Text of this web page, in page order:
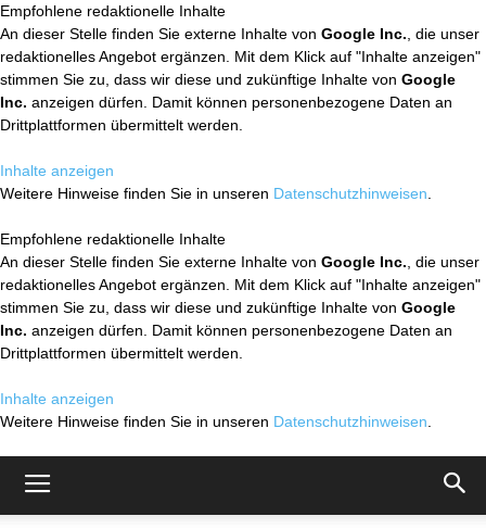
Empfohlene redaktionelle Inhalte
An dieser Stelle finden Sie externe Inhalte von Google Inc. , die unser
redaktionelles Angebot ergänzen. Mit dem Klick auf "Inhalte anzeigen"
stimmen Sie zu, dass wir diese und zukünftige Inhalte von Google
Inc. anzeigen dürfen. Damit können personenbezogene Daten an
Drittplattformen übermittelt werden.
Inhalte anzeigen
Weitere Hinweise finden Sie in unseren Datenschutzhinweisen
Empfohlene redaktionelle Inhalte
An dieser Stelle finden Sie externe Inhalte von Google Inc. , die unser
redaktionelles Angebot ergänzen. Mit dem Klick auf "Inhalte anzeigen"
stimmen Sie zu, dass wir diese und zukünftige Inhalte von Google
Inc. anzeigen dürfen. Damit können personenbezogene Daten an
Drittplattformen übermittelt werden.
Inhalte anzeigen
Weitere Hinweise finden Sie in unseren Datenschutzhinweisen